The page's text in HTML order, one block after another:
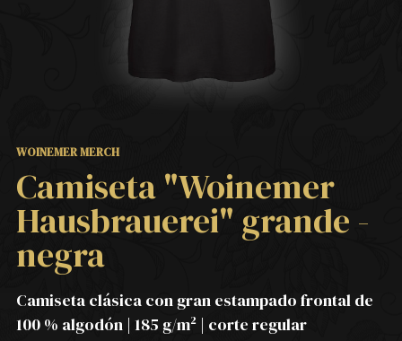
WOINEMER MERCH
Camiseta "Woinemer
Hausbrauerei" grande -
negra
Camiseta clásica con gran estampado frontal de
100 % algodón | 185 g/m² | corte regular